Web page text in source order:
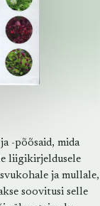
-põõsaid, mida
liigikirjeldusele
ja mullale,
soovitusi selle